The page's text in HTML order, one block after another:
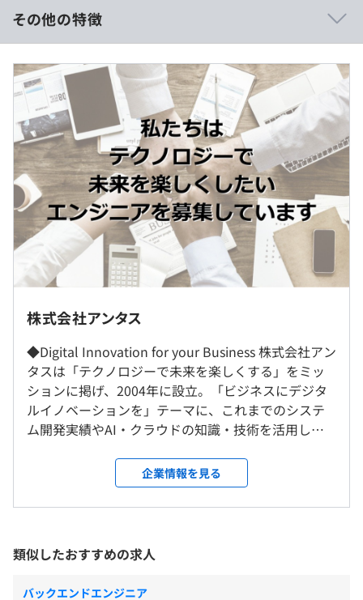
・メンター制度
・セミナーへの参加
・オンライン学習
基本はMac支給となります
コロナ時代になる前から、アンタスではWeb会議、
GithubやChatWorkを利用した迅速なコミュニケーション
を実施していました。
タスク管理もbacklogなどを利用し、進捗の見える化をお
こない、お客様とも一緒に利用することで、日々の業務の
進捗状況を常に共有しながらプロジェクトを進めていま
・OS：Windows、Linux
週5日の出社をお願いしています。
＜雇入時＞
札幌本社
＜変更範囲＞
会社の定める場所（テレワークを行う場所を含む）
受動喫煙防止措置に関する事項
従業員に対する受動喫煙対策：あり
■JR「札幌駅」より徒歩10分
■賃金形態：月給制
■賃金の決定方法：当社規定（経験・スキルを考慮し決定
いたします)
■月給：約 26〜 40万円
【月額の給与の内訳】
・基本給（月額平均給）21.4万円～32.6万円
・固定残業代 30時間分 4.8 〜 7.4万円
（超過分は別途残業手当を支給）
標準労働時間8時間
フレックスタイム制（コアタイム10：00〜16：00）
休憩時間：休憩60分※13:00～14:00で昼食をとる方が多
いです
平均残業時間：平均20-30時間/月
・完全週休2日制（土・日・祝）
・年末年始休暇
その他の特徴
株式会社アンタス
◆Digital Innovation for your Business 株式会社アン
タスは「テクノロジーで未来を楽しくする」をミッ
ションに掲げ、2004年に設立。「ビジネスにデジタ
ルイノベーションを」テーマに、これまでのシステ
ム開発実績やAI・クラウドの知識・技術を活用し、
ポートや、IT技術を利用した顧客課題解決も手がけ
ています。企画・設計・プロジェクトマネジメントを
おこなっています。 ◆お客さまの課題をIT技術で解
リリースまで携われる環境です。調査、要件定義、提
案、開発、データ収集・管理、ソフトウェア保守な
ど、活躍できるフィールドが幅広いので、あなたが一
企業情報を見る
類似したおすすめの求人
バックエンドエンジニア